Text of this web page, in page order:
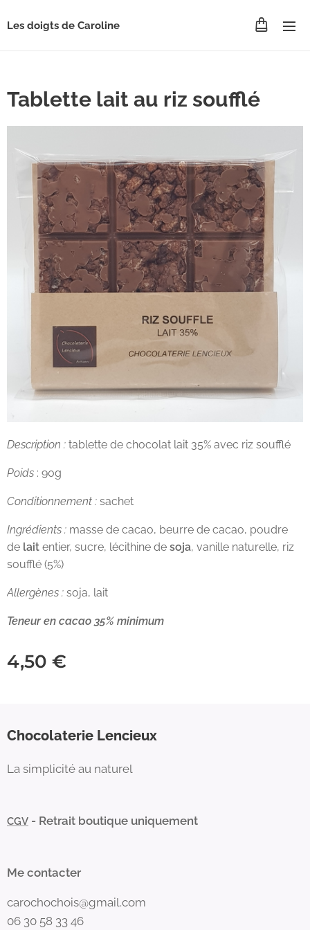
Les doigts de Caroline
Tablette lait au riz soufflé
Description : tablette de chocolat lait 35% avec riz soufflé
Poids : 90g
Conditionnement : sachet
Ingrédients : masse de cacao, beurre de cacao, poudre
de lait entier, sucre, lécithine de soja, vanille naturelle, riz
soufflé (5%)
Allergènes : soja, lait
Teneur en cacao 35% minimum
4,50 €
Chocolaterie Lencieux
La simplicité au naturel
CGV - Retrait boutique uniquement
Me contacter
carochochois@gmail.com
06 30 58 33 46